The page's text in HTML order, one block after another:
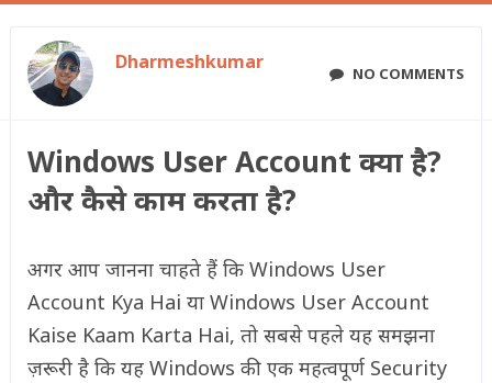
Dharmeshkumar NO COMMENTS
Windows User Account क्या है?
और कैसे काम करता है?
अगर आप जानना चाहते हैं कि Windows User
Account Kya Hai या Windows User Account
Kaise Kaam Karta Hai, तो सबसे पहले यह समझना
ज़रूरी है कि यह Windows की एक महत्वपूर्ण Security